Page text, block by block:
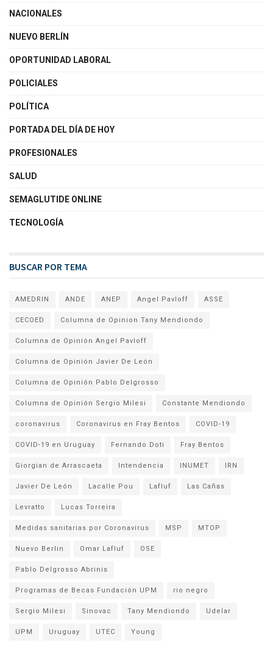
NACIONALES
NUEVO BERLÍN
OPORTUNIDAD LABORAL
POLICIALES
POLÍTICA
PORTADA DEL DÍA DE HOY
PROFESIONALES
SALUD
SEMAGLUTIDE ONLINE
TECNOLOGÍA
BUSCAR POR TEMA
AMEDRIN ANDE ANEP Angel Pavloff ASSE
CECOED Columna de Opinion Tany Mendiondo
Columna de Opinión Angel Pavloff
Columna de Opinión Javier De León
Columna de Opinión Pablo Delgrosso
Columna de Opinión Sergio Milesi Constante Mendiondo
coronavirus Coronavirus en Fray Bentos COVID-19
COVID-19 en Uruguay Fernando Doti Fray Bentos
Giorgian de Arrascaeta Intendencia INUMET IRN
Javier De León Lacalle Pou Lafluf Las Cañas
Levratto Lucas Torreira
Medidas sanitarias por Coronavirus MSP MTOP
Nuevo Berlin Omar Lafluf OSE
Pablo Delgrosso Abrinis
Programas de Becas Fundación UPM rio negro
Sergio Milesi Sinovac Tany Mendiondo Udelar
UPM Uruguay UTEC Young